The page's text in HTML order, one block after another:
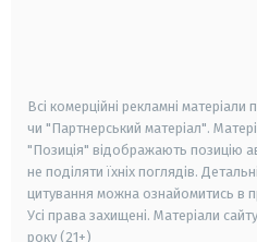
Всі комерційні рекламні
чи "Партнерський матеріал".
"Позиція" відображають позицію
не поділяти їхніх поглядів.
цитування можна ознайомитись в
Усі права захищені. Матеріали
року (21+)